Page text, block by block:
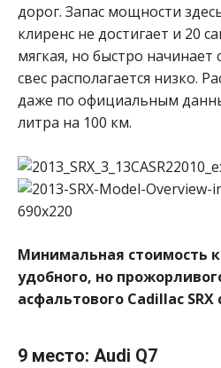
дорог. Запас мощности
клиренс не достигает и 20
мягкая, но быстро начинает
свес располагается низко.
даже по официальным
литра на 100 км.
Минимальная стоимость
удобного, но
асфальтового Cadillac SRX
9 место: Audi Q7